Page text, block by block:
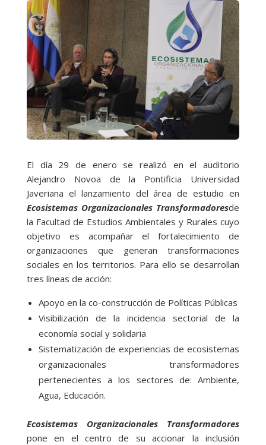
El día 29 de enero se realizó en el auditorio
Alejandro Novoa de la Pontificia Universidad
Javeriana el lanzamiento del área de estudio en
Ecosistemas Organizacionales Transformadoresde
la Facultad de Estudios Ambientales y Rurales cuyo
objetivo es acompañar el fortalecimiento de
organizaciones que generan transformaciones
sociales en los territorios. Para ello se desarrollan
tres líneas de acción:
Apoyo en la co-construcción de Políticas Públicas
Visibilización de la incidencia sectorial de la
economía social y solidaria
Sistematización de experiencias de ecosistemas
organizacionales transformadores
pertenecientes a los sectores de: Ambiente,
Agua, Educación.
Ecosistemas Organizacionales Transformadores
pone en el centro de su accionar la inclusión